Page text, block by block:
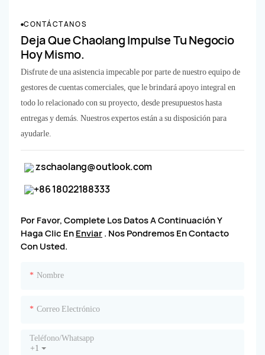
CONTÁCTANOS
Deja Que Chaolang Impulse Tu Negocio
Hoy Mismo.
Disfrute de una asistencia impecable por parte de nuestro equipo de
gestores de cuentas comerciales, que le brindará apoyo integral en
todo lo relacionado con su proyecto, desde presupuestos hasta
entregas y demás. Nuestros expertos están a su disposición para
ayudarle.
zschaolang@outlook.com
+86 18022188333
Por Favor, Complete Los Datos A Continuación Y
Haga Clic EnEnviar. Nos Pondremos En Contacto
Con Usted.
Nombre
Correo Electrónico
+1
Teléfono/whatsapp